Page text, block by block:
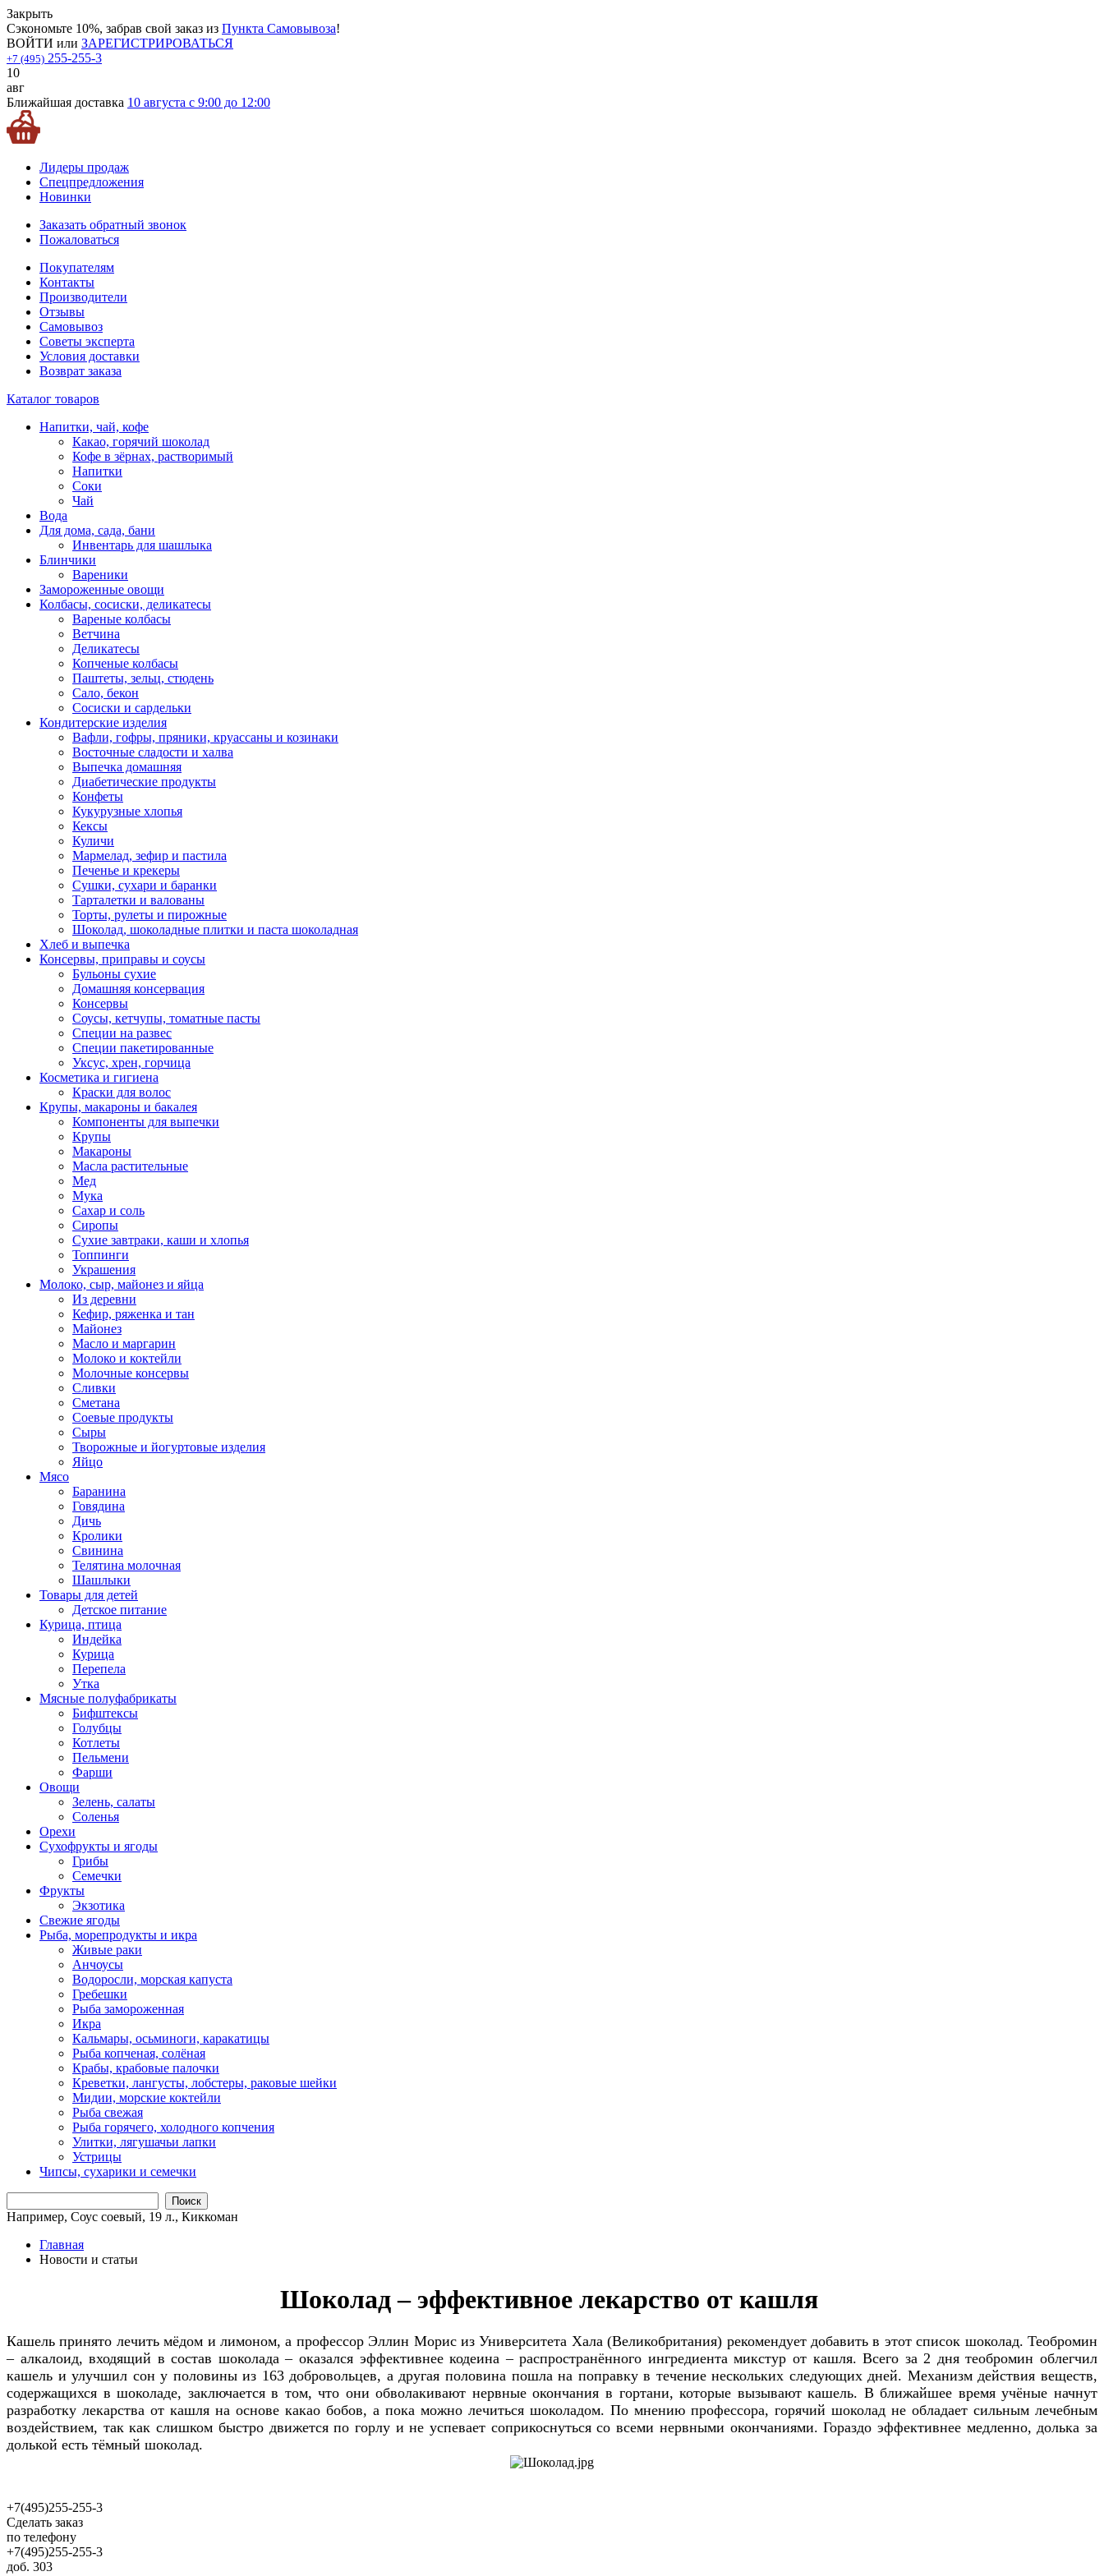
Закрыть
Сэкономьте 10%, забрав свой заказ из Пункта Самовывоза!
ВОЙТИ или ЗАРЕГИСТРИРОВАТЬСЯ
+7 (495) 255-255-3
10
авг
Ближайшая доставка 10 августа с 9:00 до 12:00
Лидеры продаж
Спецпредложения
Новинки
Заказать обратный звонок
Пожаловаться
Покупателям
Контакты
Производители
Отзывы
Самовывоз
Советы эксперта
Условия доставки
Возврат заказа
Каталог товаров
Напитки, чай, кофе
Какао, горячий шоколад
Кофе в зёрнах, растворимый
Напитки
Соки
Чай
Вода
Для дома, сада, бани
Инвентарь для шашлыка
Блинчики
Вареники
Замороженные овощи
Колбасы, сосиски, деликатесы
Вареные колбасы
Ветчина
Деликатесы
Копченые колбасы
Паштеты, зельц, стюдень
Сало, бекон
Сосиски и сардельки
Кондитерские изделия
Вафли, гофры, пряники, круассаны и козинаки
Восточные сладости и халва
Выпечка домашняя
Диабетические продукты
Конфеты
Кукурузные хлопья
Кексы
Куличи
Мармелад, зефир и пастила
Печенье и крекеры
Сушки, сухари и баранки
Тарталетки и валованы
Торты, рулеты и пирожные
Шоколад, шоколадные плитки и паста шоколадная
Хлеб и выпечка
Консервы, приправы и соусы
Бульоны сухие
Домашняя консервация
Консервы
Соусы, кетчупы, томатные пасты
Специи на развес
Специи пакетированные
Уксус, хрен, горчица
Косметика и гигиена
Краски для волос
Крупы, макароны и бакалея
Компоненты для выпечки
Крупы
Макароны
Масла растительные
Мед
Мука
Сахар и соль
Сиропы
Сухие завтраки, каши и хлопья
Топпинги
Украшения
Молоко, сыр, майонез и яйца
Из деревни
Кефир, ряженка и тан
Майонез
Масло и маргарин
Молоко и коктейли
Молочные консервы
Сливки
Сметана
Соевые продукты
Сыры
Творожные и йогуртовые изделия
Яйцо
Мясо
Баранина
Говядина
Дичь
Кролики
Свинина
Телятина молочная
Шашлыки
Товары для детей
Детское питание
Курица, птица
Индейка
Курица
Перепела
Утка
Мясные полуфабрикаты
Бифштексы
Голубцы
Котлеты
Пельмени
Фарши
Овощи
Зелень, салаты
Соленья
Орехи
Сухофрукты и ягоды
Грибы
Семечки
Фрукты
Экзотика
Свежие ягоды
Рыба, морепродукты и икра
Живые раки
Анчоусы
Водоросли, морская капуста
Гребешки
Рыба замороженная
Икра
Кальмары, осьминоги, каракатицы
Рыба копченая, солёная
Крабы, крабовые палочки
Креветки, лангусты, лобстеры, раковые шейки
Мидии, морские коктейли
Рыба свежая
Рыба горячего, холодного копчения
Улитки, лягушачьи лапки
Устрицы
Чипсы, сухарики и семечки
Поиск
Например, Соус соевый, 19 л., Киккоман
Главная
Новости и статьи
Шоколад – эффективное лекарство от кашля
Кашель принято лечить мёдом и лимоном, а профессор Эллин Морис из Университета Хала (Великобритания) рекомендует добавить в этот список шоколад. Теобромин
– алкалоид, входящий в состав шоколада – оказался эффективнее кодеина – распространённого ингредиента микстур от кашля. Всего за 2 дня теобромин облегчил
кашель и улучшил сон у половины из 163 добровольцев, а другая половина пошла на поправку в течение нескольких следующих дней. Механизм действия веществ,
содержащихся в шоколаде, заключается в том, что они обволакивают нервные окончания в гортани, которые вызывают кашель. В ближайшее время учёные начнут
разработку лекарства от кашля на основе какао бобов, а пока можно лечиться шоколадом. По мнению профессора, горячий шоколад не обладает сильным лечебным
воздействием, так как слишком быстро движется по горлу и не успевает соприкоснуться со всеми нервными окончаниями. Гораздо эффективнее медленно, долька за
долькой есть тёмный шоколад.
+7(495)255-255-3
Сделать заказ
по телефону
+7(495)255-255-3
доб. 303